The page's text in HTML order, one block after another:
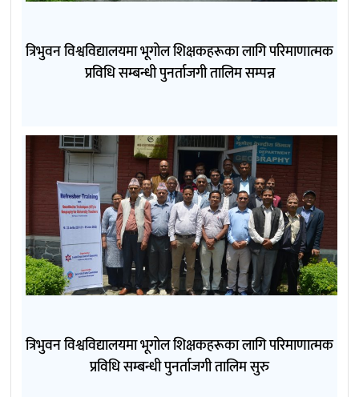
त्रिभुवन विश्वविद्यालयमा भूगोल शिक्षकहरूका लागि परिमाणात्मक
प्रविधि सम्बन्धी पुनर्ताजगी तालिम सम्पन्न
त्रिभुवन विश्वविद्यालयमा भूगोल शिक्षकहरूका लागि परिमाणात्मक
प्रविधि सम्बन्धी पुनर्ताजगी तालिम सुरु